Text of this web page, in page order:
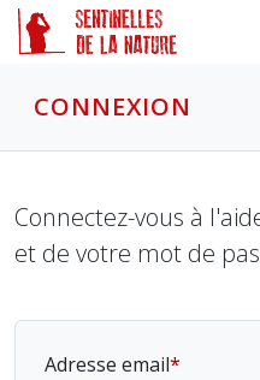
CONNEXION
Connectez-vous à
et de votre mot de
Adresse email
Panneau de gestion des